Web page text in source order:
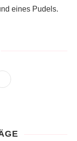
eines Pudels.